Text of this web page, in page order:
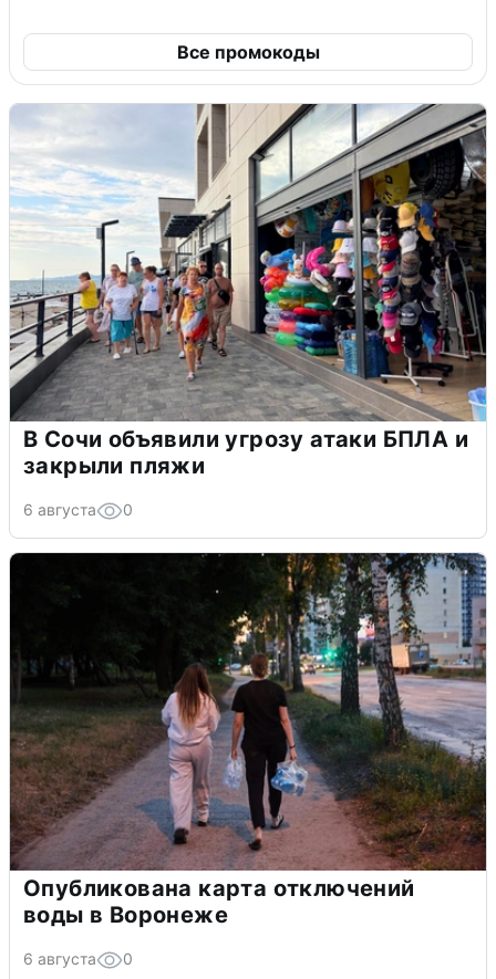
Все промокоды
В Сочи объявили угрозу атаки БПЛА и
закрыли пляжи
6 августа 0
Опубликована карта отключений
воды в Воронеже
6 августа 0